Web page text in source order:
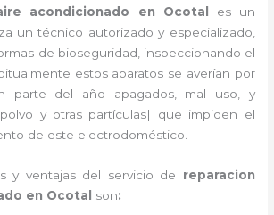
acondicionado en Ocotal
es un
un técnico autorizado y especializado,
de bioseguridad, inspeccionando el
estos aparatos se averían por
parte del año apagados, mal uso, y
y otras partículas| que impiden el
de este electrodoméstico.
y ventajas del servicio de reparacion
en Ocotal son: